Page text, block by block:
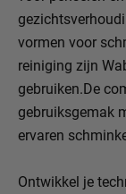
vormen voor
reiniging zijn
gebruiken.De
gebruiksgemak
ervaren
Ontwikkel je